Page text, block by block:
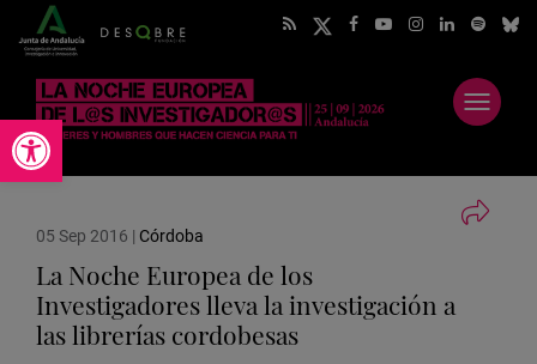
Abrir barra de herramientas
Abrir
menú
05 Sep 2016 | Córdoba
La Noche Europea de los
Investigadores lleva la investigación a
las librerías cordobesas